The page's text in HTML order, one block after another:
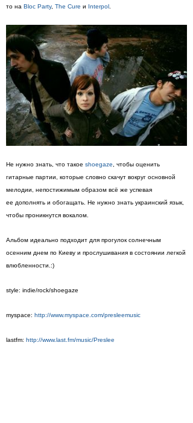
то на Bloc Party, The Cure и Interpol
Не нужно знать, что такое shoegaze , чтобы оценить
гитарные партии, которые словно скачут вокруг основной
мелодии, непостижимым образом всё же успевая
ее дополнять и обогащать. Не нужно знать украинский язык,
чтобы проникнутся вокалом.
Альбом идеально подходит для прогулок солнечным
осенним днем по Киеву и прослушивания в состоянии легкой
влюбленности.:)
style: indie/rock/shoegaze
myspace: http://www.myspace.com/presleemusic
lastfm: http://www.last.fm/music/Preslee